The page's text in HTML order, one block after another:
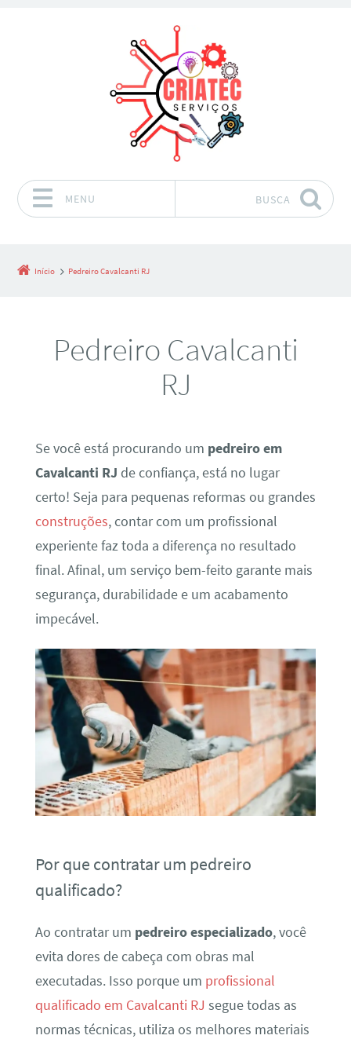
MENU BUSCA
Início Pedreiro Cavalcanti RJ
Pedreiro Cavalcanti
RJ
Se você está procurando um pedreiro em
Cavalcanti RJ de confiança, está no lugar
certo! Seja para pequenas reformas ou grandes
construções, contar com um profissional
experiente faz toda a diferença no resultado
final. Afinal, um serviço bem-feito garante mais
segurança, durabilidade e um acabamento
impecável.
Por que contratar um pedreiro
qualificado?
Ao contratar um pedreiro especializado, você
evita dores de cabeça com obras mal
executadas. Isso porque um profissional
qualificado em Cavalcanti RJ segue todas as
normas técnicas, utiliza os melhores materiais